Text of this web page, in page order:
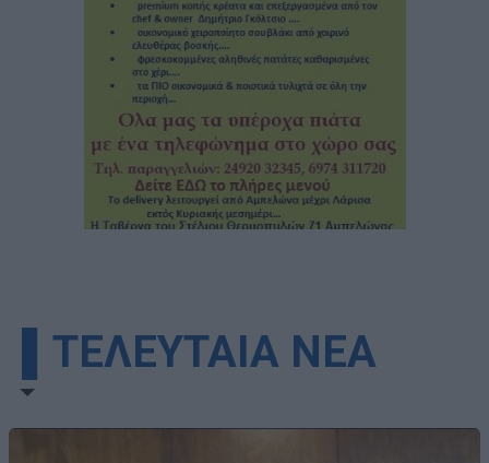
▌ΤΕΛΕΥΤΑΙΑ ΝΕΑ